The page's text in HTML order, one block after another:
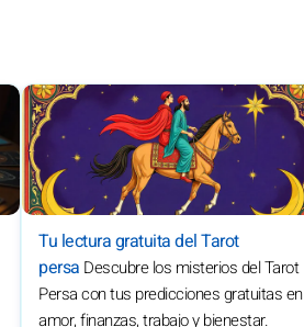
Tu lectura gratuita del Tarot
persa Descubre los misterios del Tarot
Persa con tus predicciones gratuitas en
amor, finanzas, trabajo y bienestar.